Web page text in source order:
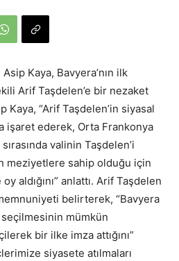
Kaya, Bavyera’nın ilk
Arif Taşdelen’e bir nezaket
Kaya, “Arif Taşdelen’in siyasal
işaret ederek, Orta Frankonya
valinin Taşdelen’i
meziyetlere sahip olduğu için
aldığını” anlattı. Arif Taşdelen
belirterek, “Bavyera
mümkün
bir ilke imza attığını”
siyasete atılmaları